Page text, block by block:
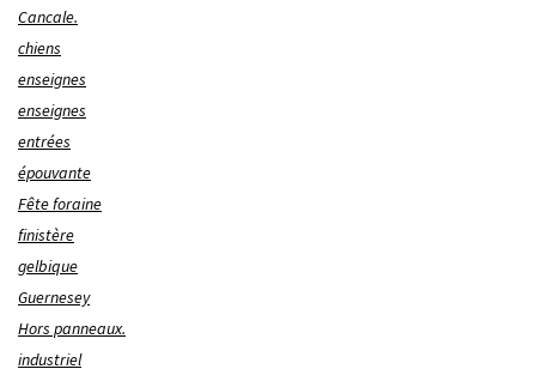
Cancale.
chiens
enseignes
enseignes
entrées
épouvante
Fête foraine
finistère
gelbique
Guernesey
Hors panneaux.
industriel